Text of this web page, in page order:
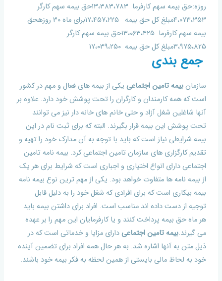
روزه:حق بیمه سهم کارفرما ۱۳،۳۸۳،۷۸۳حق بیمه سهم کارگر
۴،۰۷۳،۳۵۳مبلغ کل حق بیمه ۱۷،۴۵۷،۲۲۵برای ماه ۳۰ روزهحق
بیمه سهم کارفرما ۱۳،۰۶۳،۴۲۵حق بیمه سهم کارگر
۳،۹۷۵،۸۲۵مبلغ کل حق بیمه ۱۷،۰۳۹،۲۵۰
جمع بندی
سازمانبیمه تامین اجتماعی یکی از بیمه های فعال و مهم در کشور
است که همه کارمندان و کارگران را تحت پوشش خود دارد. علاوه بر
آنها شاغلین شغل آزاد و حتی خانم های خانه دار نیز می توانند
تحت پوشش این بیمه قرار بگیرند. البته که برای ثبت نام در این
بیمه شرایطی نیاز است که باید با توجه به آن مدارک خود را تهیه و
تقدیم کارگزاری های سازمان تامین اجتماعی کرد. بیمه نامه تامین
اجتماعی دارای انواع اختیاری و اجباری است که شرایط برای هر یک
از بیمه نامه ها متفاوت خواهد بود. یکی از مهم ترین نوع بیمه نامه
بیمه بیکاری است که برای افرادی که شغل خود را به دلیل قابل
توجیه از دست داده اند مناسب است. افراد برای داشتن بیمه باید
هر ماه حق بیمه پرداخت کنند و یا کارفرمایان این مهم را بر عهده
می گیرند.بیمه تامین اجتماعیدارای مزایا و خدماتی است که در
ذیل متن به آنها اشاره شد. به هر حال همه افراد برای تضمین آینده
خود به لحاظ مالی بایستی از همین لحظه به فکر بیمه خود باشند.